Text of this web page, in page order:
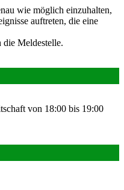
wie möglich einzuhalten,
auftreten, die eine
die Meldestelle.
von 18:00 bis 19:00